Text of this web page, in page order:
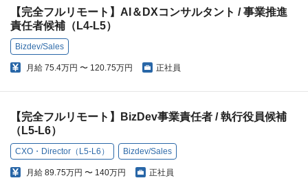
【完全フルリモート】AI＆DXコンサルタント / 事業推進
責任者候補（L4-L5）
Bizdev/Sales
月給 75.4万円 〜 120.75万円 正社員
【完全フルリモート】BizDev事業責任者 / 執行役員候補
（L5-L6）
CXO・Director（L5-L6） Bizdev/Sales
月給 89.75万円 〜 140万円 正社員